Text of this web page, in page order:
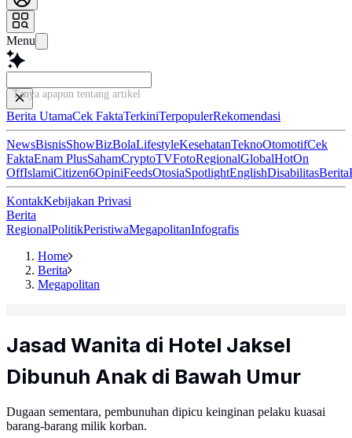
Menu
Tanya apapun tentang artikel ini...
Berita UtamaCek FaktaTerkiniTerpopulerRekomendasi
NewsBisnisShowBizBolaLifestyleKesehatanTeknoOtomotifCek
FaktaEnam PlusSahamCryptoTVFotoRegionalGlobalHotOn
OffIslamiCitizen6OpiniFeedsOtosiaSpotlightEnglishDisabilitasBerita
KontakKebijakan Privasi
Berita
RegionalPolitikPeristiwaMegapolitanInfografis
Home
Berita
Megapolitan
Jasad Wanita di Hotel Jaksel
Dibunuh Anak di Bawah Umur
Dugaan sementara, pembunuhan dipicu keinginan pelaku kuasai
barang-barang milik korban.